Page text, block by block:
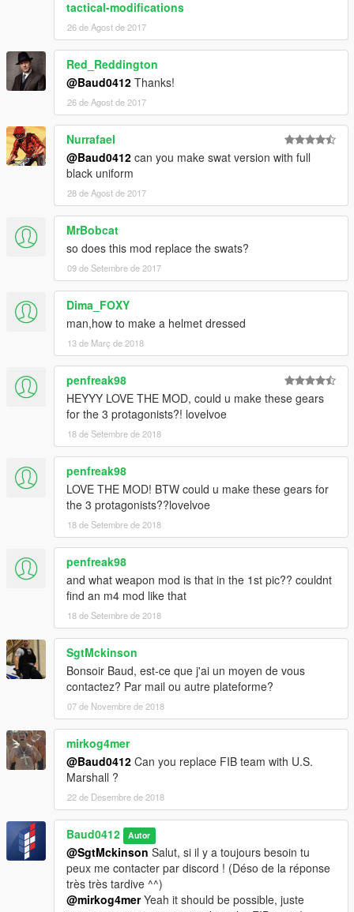
tactical-modifications
26 de Agost de 2017
Red_Reddington
@Baud0412 Thanks!
26 de Agost de 2017
Nurrafael
@Baud0412 can you make swat version with full
black uniform
28 de Agost de 2017
MrBobcat
so does this mod replace the swats?
09 de Setembre de 2017
Dima_FOXY
man,how to make a helmet dressed
13 de Març de 2018
penfreak98
HEYYY LOVE THE MOD, could u make these gears
for the 3 protagonists?! lovelvoe
18 de Setembre de 2018
penfreak98
LOVE THE MOD! BTW could u make these gears for
the 3 protagonists??lovelvoe
18 de Setembre de 2018
penfreak98
and what weapon mod is that in the 1st pic?? couldnt
find an m4 mod like that
18 de Setembre de 2018
SgtMckinson
Bonsoir Baud, est-ce que j'ai un moyen de vous
contactez? Par mail ou autre plateforme?
07 de Novembre de 2018
mirkog4mer
@Baud0412 Can you replace FIB team with U.S.
Marshall ?
22 de Desembre de 2018
Baud0412 Autor
@SgtMckinson Salut, si il y a toujours besoin tu
peux me contacter par discord ! (Déso de la réponse
très très tardive ^^)
@mirkog4merYeah it should be possible, juste